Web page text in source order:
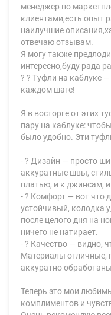
менеджер по
клиентами,есть опыт
наилучшие
отвечаю отзывам.
Я могу также
интересно,буду рада
? ? Туфли на каблуке
каждом шаге!
Я в восторге от этих
пару на каблуке:
было удобно. Эти
- ? Дизайн — просто
аккуратные швы,
платью, и к джинсам,
- ? Комфорт — вот что
устойчивый, колодка
после целого дня на
ничего не натирает.
- ? Качество — видно,
Материалы отличные,
аккуратно
Теперь это мои
комплиментов и